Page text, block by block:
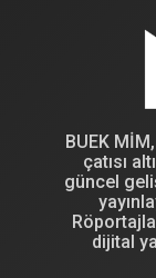
BUEK
çatısı
güncel
dijital